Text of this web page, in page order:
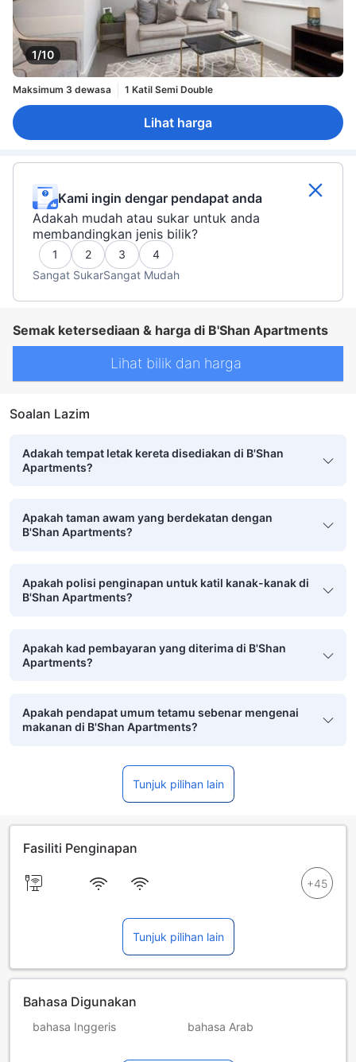
1/10
Maksimum 3 dewasa 1 Katil Semi Double
Lihat harga
Kami ingin dengar pendapat anda
Adakah mudah atau sukar untuk anda
membandingkan jenis bilik?
1 2 3
4
Sangat SukarSangat Mudah
Semak ketersediaan & harga di B'Shan Apartments
Lihat bilik dan harga
Soalan Lazim
Adakah tempat letak kereta disediakan di B'Shan
Apartments?
Apakah taman awam yang berdekatan dengan
B'Shan Apartments?
Apakah polisi penginapan untuk katil kanak-kanak di
B'Shan Apartments?
Apakah kad pembayaran yang diterima di B'Shan
Apartments?
Apakah pendapat umum tetamu sebenar mengenai
makanan di B'Shan Apartments?
Tunjuk pilihan lain
Fasiliti Penginapan
Tunjuk pilihan lain
Bahasa Digunakan
bahasa Inggeris bahasa Arab